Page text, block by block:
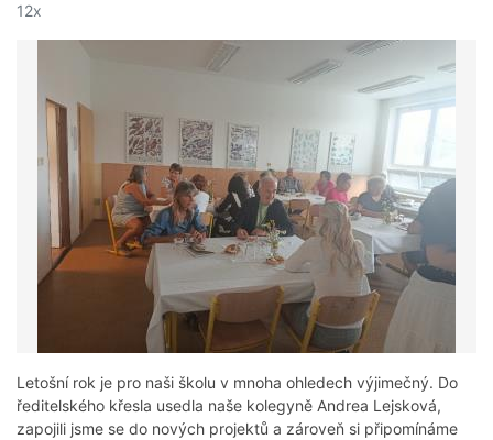
12x
Letošní rok je pro naši školu v mnoha ohledech výjimečný. Do
ředitelského křesla usedla naše kolegyně Andrea Lejsková,
zapojili jsme se do nových projektů a zároveň si připomínáme